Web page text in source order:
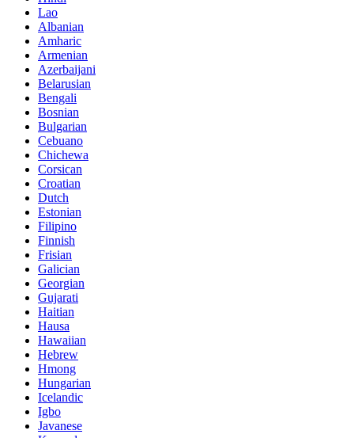
Lao
Albanian
Amharic
Armenian
Azerbaijani
Belarusian
Bengali
Bosnian
Bulgarian
Cebuano
Chichewa
Corsican
Croatian
Dutch
Estonian
Filipino
Finnish
Frisian
Galician
Georgian
Gujarati
Haitian
Hausa
Hawaiian
Hebrew
Hmong
Hungarian
Icelandic
Igbo
Javanese